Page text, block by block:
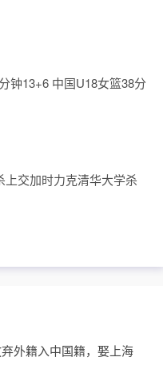
钟13+6 中国U18女篮38分
上交加时力克清华大学杀
外籍入中国籍，娶上海